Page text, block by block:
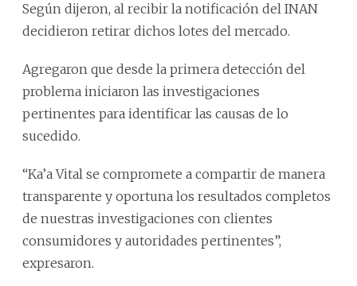
Según dijeron, al recibir la notificación del INAN
decidieron retirar dichos lotes del mercado.
Agregaron que desde la primera detección del
problema iniciaron las investigaciones
pertinentes para identificar las causas de lo
sucedido.
“Ka’a Vital se compromete a compartir de manera
transparente y oportuna los resultados completos
de nuestras investigaciones con clientes
consumidores y autoridades pertinentes”,
expresaron.